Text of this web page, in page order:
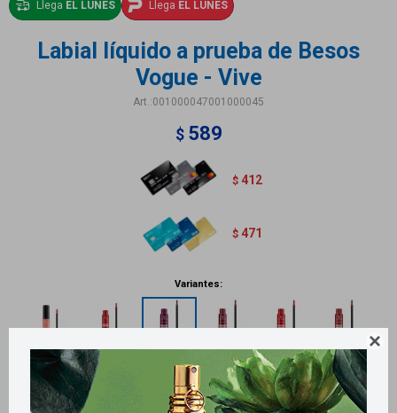

Llega EL LUNES Llega EL LUNES
Labial líquido a prueba de Besos
Vogue - Vive
001000047001000045
$ 589
$ 412
$ 471
Variantes: